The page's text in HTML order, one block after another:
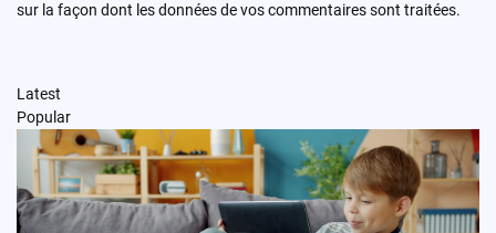
sur la façon dont les données de vos commentaires sont traitées.
Latest
Popular